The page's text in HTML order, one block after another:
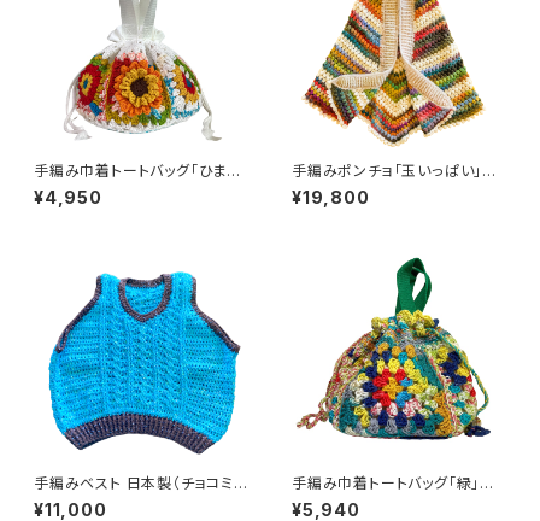
手編み巾着トートバッグ「ひまわ
り」グラニースクエア ハンドメイ
ド
¥4,950
手編みポンチョ「玉いっぱい」羽
織るだけであったかい 日本製
ハンドメイド
¥19,800
手編みベスト 日本製（チョコミン
ト）
¥11,000
手編み巾着トートバッグ「緑」ク
ロシェ かぎ針編み ハンドメイド
¥5,940